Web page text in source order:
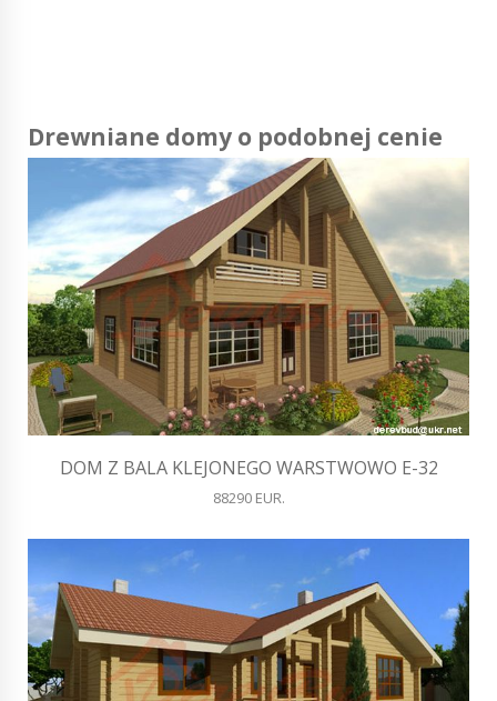
Drewniane domy o podobnej cenie
DOM Z BALA KLEJONEGO WARSTWOWO E-32
88290 EUR.